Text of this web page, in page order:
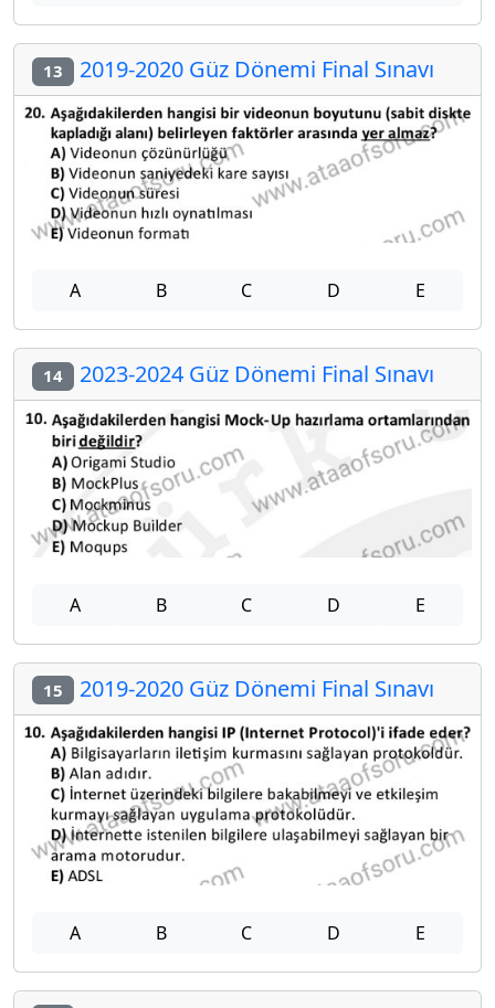
13 2019-2020 Güz Dönemi Final Sınavı
A B C D E
14 2023-2024 Güz Dönemi Final Sınavı
A B C D E
15 2019-2020 Güz Dönemi Final Sınavı
A B C D E